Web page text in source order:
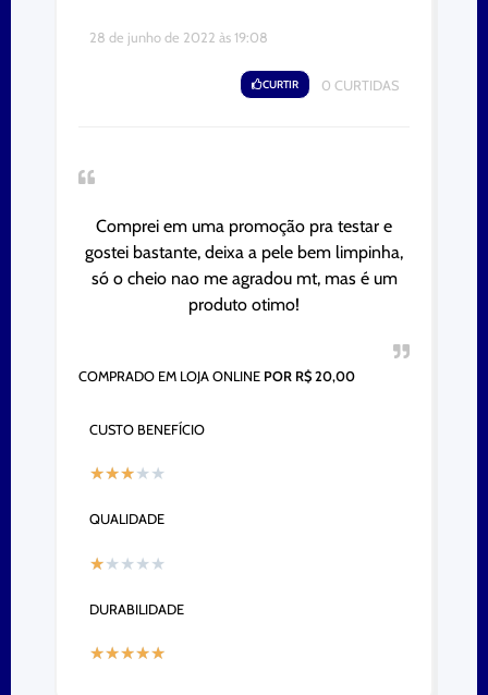
28 de junho de 2022 às 19:08
CURTIR 0 CURTIDAS
Comprei em uma promoção pra testar e
gostei bastante, deixa a pele bem limpinha,
só o cheio nao me agradou mt, mas é um
produto otimo!
COMPRADO EM LOJA ONLINE POR R$ 20,00
CUSTO BENEFÍCIO
★★★★★
QUALIDADE
★★★★★
DURABILIDADE
★★★★★